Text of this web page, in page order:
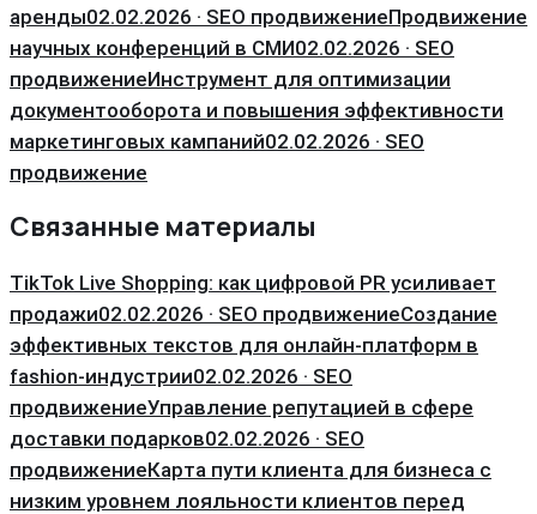
аренды02.02.2026 · SEO продвижениеПродвижение
научных конференций в СМИ02.02.2026 · SEO
продвижениеИнструмент для оптимизации
документооборота и повышения эффективности
маркетинговых кампаний02.02.2026 · SEO
продвижение
Связанные материалы
TikTok Live Shopping: как цифровой PR усиливает
продажи02.02.2026 · SEO продвижениеСоздание
эффективных текстов для онлайн-платформ в
fashion-индустрии02.02.2026 · SEO
продвижениеУправление репутацией в сфере
доставки подарков02.02.2026 · SEO
продвижениеКарта пути клиента для бизнеса с
низким уровнем лояльности клиентов перед